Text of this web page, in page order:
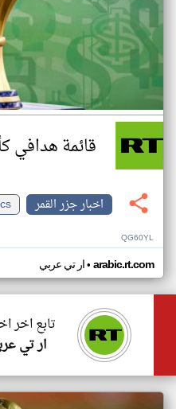
قائمة هدافي
اخبار جزر القمر
QG60YL
ار تي عربي• arabic.rt.com
تابع اخر
ار تي